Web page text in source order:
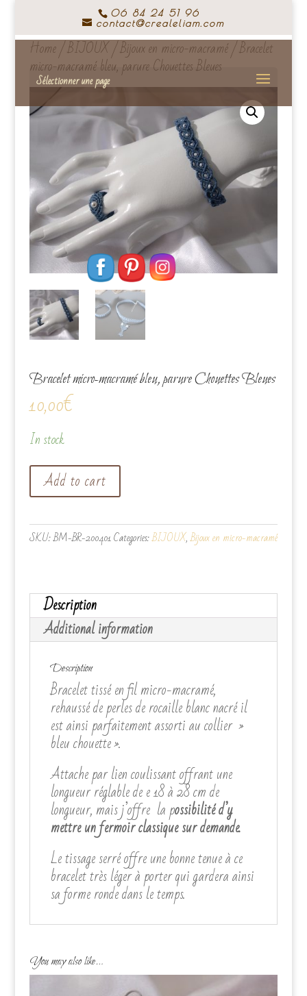
06 84 24 51 96
contact@crealeliam.com
Sélectionner une page
Home/BIJOUX/Bijoux en micro-macramé/ Bracelet
micro-macramé bleu, parure Chouettes Bleues
Bracelet micro-macramé bleu, parure Chouettes Bleues
10,00€
In stock
Bracelet
micro-
bleu,
parure
quantity
Add to cart
SKU:BM-BR-200401Categories:BIJOUX,Bijoux en micro-macramé
Description
Additional information
Description
Bracelet tissé en fil micro-macramé,
rehaussé de perles de rocaille blanc nacré il
est ainsi parfaitement assorti au collier »
bleu chouette ».
Attache par lien coulissant offrant une
longueur réglable de e 18 à 28 cm de
longueur, mais j’offre la possibilité d’y
mettre un fermoir classique sur demande.
Le tissage serré offre une bonne tenue à ce
bracelet très léger à porter qui gardera ainsi
sa forme ronde dans le temps.
You may also like…